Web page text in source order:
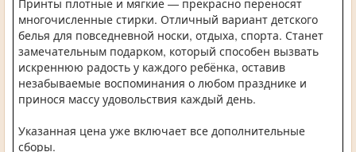
Принты плотные и мягкие — прекрасно переносят
многочисленные стирки. Отличный вариант детского
белья для повседневной носки, отдыха, спорта. Станет
замечательным подарком, который способен вызвать
искреннюю радость у каждого ребёнка, оставив
незабываемые воспоминания о любом празднике и
принося массу удовольствия каждый день.
Указанная цена уже включает все дополнительные
сборы.